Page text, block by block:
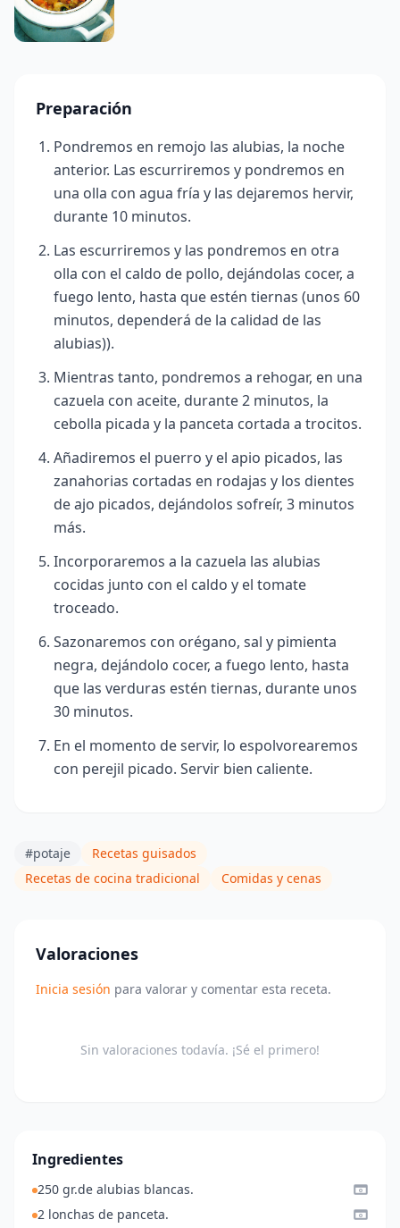
Preparación
Pondremos en remojo las alubias, la noche
anterior. Las escurriremos y pondremos en
una olla con agua fría y las dejaremos hervir,
durante 10 minutos.
Las escurriremos y las pondremos en otra
olla con el caldo de pollo, dejándolas cocer, a
fuego lento, hasta que estén tiernas (unos 60
minutos, dependerá de la calidad de las
alubias)).
Mientras tanto, pondremos a rehogar, en una
cazuela con aceite, durante 2 minutos, la
cebolla picada y la panceta cortada a trocitos.
Añadiremos el puerro y el apio picados, las
zanahorias cortadas en rodajas y los dientes
de ajo picados, dejándolos sofreír, 3 minutos
más.
Incorporaremos a la cazuela las alubias
cocidas junto con el caldo y el tomate
troceado.
Sazonaremos con orégano, sal y pimienta
negra, dejándolo cocer, a fuego lento, hasta
que las verduras estén tiernas, durante unos
30 minutos.
En el momento de servir, lo espolvorearemos
con perejil picado. Servir bien caliente.
#potaje
Recetas guisados
Recetas de cocina tradicional
Comidas y cenas
Valoraciones
Inicia sesión para valorar y comentar esta receta.
Sin valoraciones todavía. ¡Sé el primero!
Ingredientes
250 gr.de alubias blancas.
2 lonchas de panceta.